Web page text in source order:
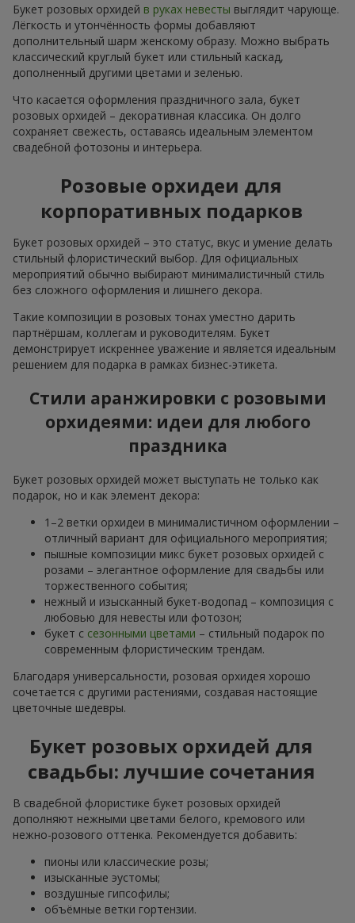
Букет розовых орхидей в руках невесты выглядит чарующе.
Лёгкость и утончённость формы добавляют
дополнительный шарм женскому образу. Можно выбрать
классический круглый букет или стильный каскад,
дополненный другими цветами и зеленью.
Что касается оформления праздничного зала, букет
розовых орхидей – декоративная классика. Он долго
сохраняет свежесть, оставаясь идеальным элементом
свадебной фотозоны и интерьера.
Розовые орхидеи для
корпоративных подарков
Букет розовых орхидей – это статус, вкус и умение делать
стильный флористический выбор. Для официальных
мероприятий обычно выбирают минималистичный стиль
без сложного оформления и лишнего декора.
Такие композиции в розовых тонах уместно дарить
партнёршам, коллегам и руководителям. Букет
демонстрирует искреннее уважение и является идеальным
решением для подарка в рамках бизнес-этикета.
Стили аранжировки с розовыми
орхидеями: идеи для любого
праздника
Букет розовых орхидей может выступать не только как
подарок, но и как элемент декора:
1–2 ветки орхидеи в минималистичном оформлении –
отличный вариант для официального мероприятия;
пышные композиции микс букет розовых орхидей с
розами – элегантное оформление для свадьбы или
торжественного события;
нежный и изысканный букет-водопад – композиция с
любовью для невесты или фотозон;
букет с сезонными цветами – стильный подарок по
современным флористическим трендам.
Благодаря универсальности, розовая орхидея хорошо
сочетается с другими растениями, создавая настоящие
цветочные шедевры.
Букет розовых орхидей для
свадьбы: лучшие сочетания
В свадебной флористике букет розовых орхидей
дополняют нежными цветами белого, кремового или
нежно-розового оттенка. Рекомендуется добавить:
пионы или классические розы;
изысканные эустомы;
воздушные гипсофилы;
объёмные ветки гортензии.